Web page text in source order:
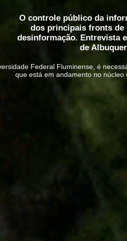
O controle público da
dos principais fronts de
desinformação. Entrevista
de
Federal Fluminense, é
que está em andamento no núcleo